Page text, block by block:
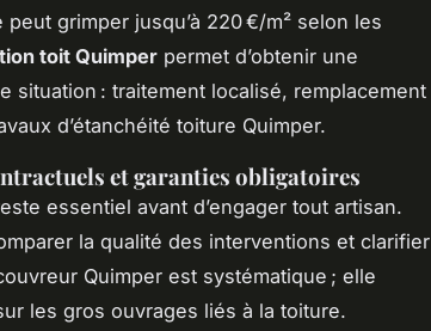
grimper jusqu’à 220 €/m² selon les
toit Quimper permet d’obtenir une
situation : traitement localisé, remplacement
d’étanchéité toiture Quimper.
et garanties obligatoires
essentiel avant d’engager tout artisan.
la qualité des interventions et clarifier
Quimper est systématique ; elle
les gros ouvrages liés à la toiture.